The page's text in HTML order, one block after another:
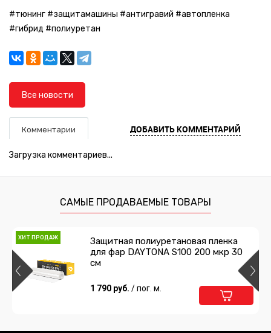
#тюнинг #защитамашины #антигравий #автопленка
#гибрид #полиуретан
Все новости
Комментарии ДОБАВИТЬ КОММЕНТАРИЙ
Загрузка комментариев...
САМЫЕ ПРОДАВАЕМЫЕ ТОВАРЫ
ХИТ ПРОДАЖ
Защитная полиуретановая пленка
для фар DAYTONA S100 200 мкр 30
см
1 790 руб. / пог. м.